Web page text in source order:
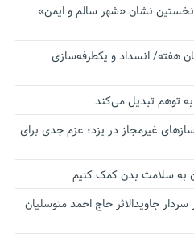
نشان «شهر سالم و ایمن»
هفته/ انسداد و یکطرفه‌سازی
به توهم تبدیل می‌کند
غیرمجاز در یزد؛ عزم جدی برای
به سلامت بدن کمک کنیم
جاویدالاثر حاج احمد متوسلیان